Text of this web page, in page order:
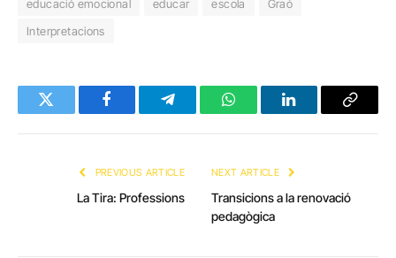
educació emocional
educar escola
Graó
Interpretacions
Twitter FacebookTelegramWhatsAppLinkedInCopy
PREVIOUS ARTICLE
La Tira: Professions
NEXT ARTICLE
Transicions a la renovació
pedagògica